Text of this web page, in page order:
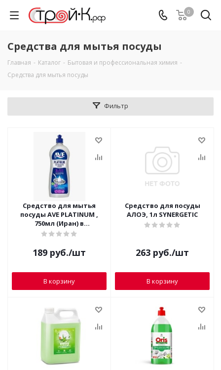
0
Средства для мытья посуды
Главная - Каталог - Бытовая и профессиональная химия -
Средства для мытья посуды
Фильтр
Средство для мытья
посуды AVE PLATINUM ,
750мл (Иран) в
ассортименте
189 руб./шт
В корзину
Средство для посуды
АЛОЭ, 1л SYNERGETIC
263 руб./шт
В корзину